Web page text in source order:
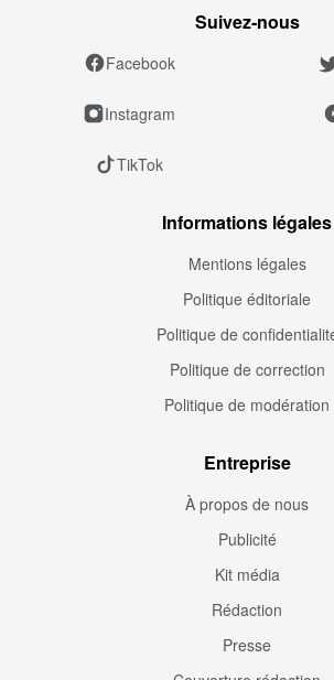
Suivez‑nous
Facebook
Instagram
TikTok
Informations légales
Mentions légales
Politique éditoriale
Politique de
Politique de correction
Politique de modération
Entreprise
À propos de nous
Publicité
Kit média
Rédaction
Presse